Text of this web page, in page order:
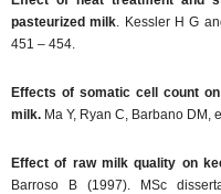
pasteurized milk. Kessler H G
451 – 454.
Effects of somatic cell count
milk. Ma Y, Ryan C, Barbano DM,
Effect of raw milk quality on
Barroso B (1997). MSc